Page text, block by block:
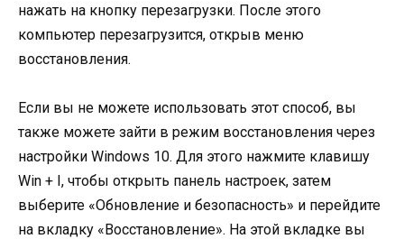
нажать на кнопку перезагрузки. После этого
компьютер перезагрузится, открыв меню
восстановления.
Если вы не можете использовать этот способ, вы
также можете зайти в режим восстановления через
настройки Windows 10. Для этого нажмите клавишу
Win + I, чтобы открыть панель настроек, затем
выберите «Обновление и безопасность» и перейдите
на вкладку «Восстановление». На этой вкладке вы